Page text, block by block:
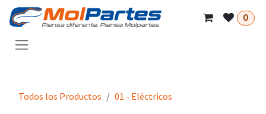
Ir al contenido
0
Todos los Productos 01 - Eléctricos